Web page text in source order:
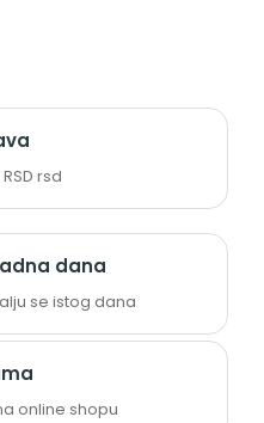
rsd
dana
se istog dana
online shopu